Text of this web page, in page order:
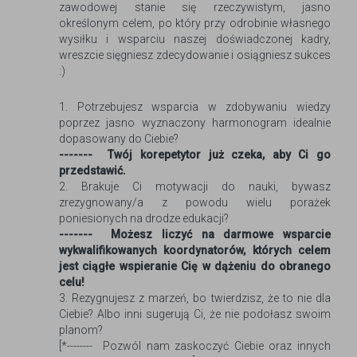
zawodowej stanie się rzeczywistym, jasno
określonym celem, po który przy odrobinie własnego
wysiłku i wsparciu naszej doświadczonej kadry,
wreszcie sięgniesz zdecydowanie i osiągniesz sukces
:)
1. Potrzebujesz wsparcia w zdobywaniu wiedzy
poprzez jasno wyznaczony harmonogram idealnie
dopasowany do Ciebie?
------- Twój korepetytor już czeka, aby Ci go
przedstawić.
2. Brakuje Ci motywacji do nauki, bywasz
zrezygnowany/a z powodu wielu porażek
poniesionych na drodze edukacji?
------- Możesz liczyć na darmowe wsparcie
wykwalifikowanych koordynatorów, których celem
jest ciągłe wspieranie Cię w dążeniu do obranego
celu!
3. Rezygnujesz z marzeń, bo twierdzisz, że to nie dla
Ciebie? Albo inni sugerują Ci, że nie podołasz swoim
planom?
[*-------- Pozwól nam zaskoczyć Ciebie oraz innych